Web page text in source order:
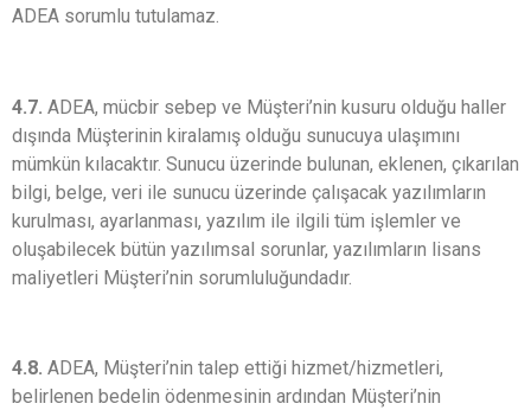
ADEA sorumlu tutulamaz.
4.7. ADEA, mücbir sebep ve Müşteri’nin kusuru olduğu haller
dışında Müşterinin kiralamış olduğu sunucuya ulaşımını
mümkün kılacaktır. Sunucu üzerinde bulunan, eklenen, çıkarılan
bilgi, belge, veri ile sunucu üzerinde çalışacak yazılımların
kurulması, ayarlanması, yazılım ile ilgili tüm işlemler ve
oluşabilecek bütün yazılımsal sorunlar, yazılımların lisans
maliyetleri Müşteri’nin sorumluluğundadır.
4.8. ADEA, Müşteri’nin talep ettiği hizmet/hizmetleri,
belirlenen bedelin ödenmesinin ardından Müşteri’nin